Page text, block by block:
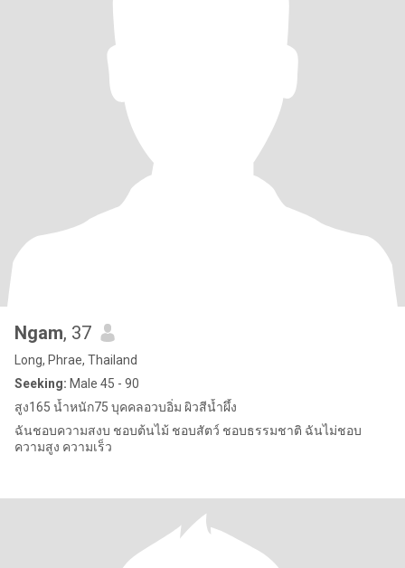
Ngam, 37
Long, Phrae, Thailand
Seeking: Male 45 - 90
สูง165 น้ำหนัก75 บุคคลอวบอิ่ม ผิวสีน้ำผึ้ง
ฉันชอบความสงบ ชอบต้นไม้ ชอบสัตว์ ชอบธรรมชาติ ฉันไม่ชอบ
ความสูง ความเร็ว